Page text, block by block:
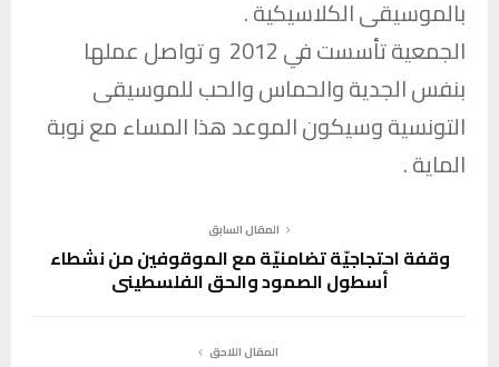
بالموسيقى الكلاسيكية .
الجمعية تأسست في 2012 و تواصل عملها
بنفس الجدية والحماس والحب للموسيقى
التونسية وسيكون الموعد هذا المساء مع نوبة
الماية .
المقال السابق
وقفة احتجاجيّة تضامنيّة مع الموقوفين من نشطاء
أسطول الصمود والحق الفلسطيني
المقال اللاحق